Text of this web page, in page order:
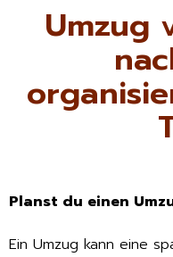
Umzug
Planst du einen
Ein Umzug kann eine